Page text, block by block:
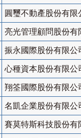
圓璽不動產股份有限
亮光管理顧問股份有
振永國際股份有限公
心種資本股份有限公
翔筌國際股份有限公
名凱企業股份有限公
賽莫特斯科技股份有